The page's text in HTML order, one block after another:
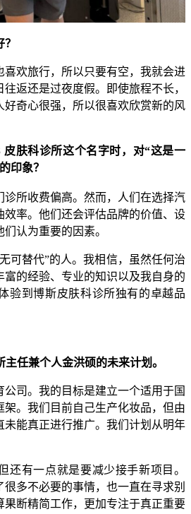
喜欢旅行，所以只要有空，我就会进
返还是过夜度假。即使旅程不长，
好奇心很强，所以很喜欢欣赏新的风
肤科诊所这个名字时，对“这是一
印象？
诊所收费偏高。然而，人们在选择汽
效率。他们还会评估品牌的价值、设
认为重要的因素。
可替代”的人。我相信，虽然任何治
的经验、专业的知识以及我自身的
验到博斯皮肤科诊所独有的卓越品
任兼个人金洪硕的未来计划。
司。我的目标是建立一个适用于国
架。我们目前自己生产化妆品，但由
未能真正进行推广。我们计划从明年
还有一点就是要减少接手新项目。
很多不必要的事情，也一直在寻求别
果断精简工作，更加专注于真正重要